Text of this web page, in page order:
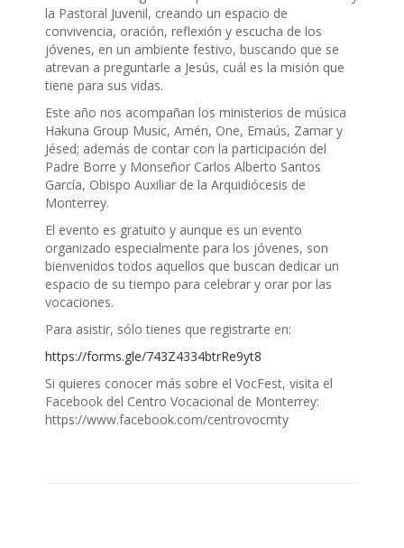
la Pastoral Juvenil, creando un espacio de
convivencia, oración, reflexión y escucha de los
jóvenes, en un ambiente festivo, buscando que se
atrevan a preguntarle a Jesús, cuál es la misión que
tiene para sus vidas.
Este año nos acompañan los ministerios de música
Hakuna Group Music, Amén, One, Emaús, Zamar y
Jésed; además de contar con la participación del
Padre Borre y Monseñor Carlos Alberto Santos
García, Obispo Auxiliar de la Arquidiócesis de
Monterrey.
El evento es gratuito y aunque es un evento
organizado especialmente para los jóvenes, son
bienvenidos todos aquellos que buscan dedicar un
espacio de su tiempo para celebrar y orar por las
vocaciones.
Para asistir, sólo tienes que registrarte en:
https://forms.gle/743Z4334btrRe9yt8
Si quieres conocer más sobre el VocFest, visita el
Facebook del Centro Vocacional de Monterrey:
https://www.facebook.com/centrovocmty